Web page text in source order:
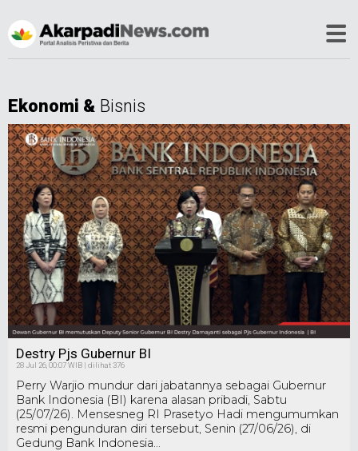
Ekonomi & Bisnis
Destry Pjs Gubernur BI
28 Jul 26, 00:07 WIB | dilihat 376
Perry Warjio mundur dari jabatannya sebagai Gubernur
Bank Indonesia (BI) karena alasan pribadi, Sabtu
(25/07/26). Mensesneg RI Prasetyo Hadi mengumumkan
resmi pengunduran diri tersebut, Senin (27/06/26), di
Gedung Bank Indonesia...